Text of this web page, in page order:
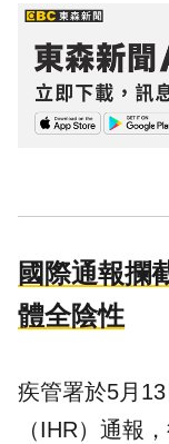
國際通報攔
體全陰性
疾管署於5月
（IHR）通報